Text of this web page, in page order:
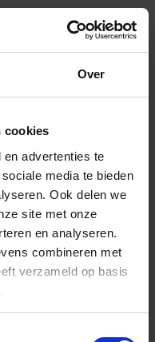
Over
cookies
advertenties te
media te bieden
Ook delen we
site met onze
en analyseren.
combineren met
verzameld op basis